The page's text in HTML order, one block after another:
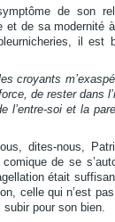
de son
et de sa modernité
il est
croyants
de rester dans
l’entre-soi et la
dites-nous,
de se
était
celle qui n’est
pour son bien.